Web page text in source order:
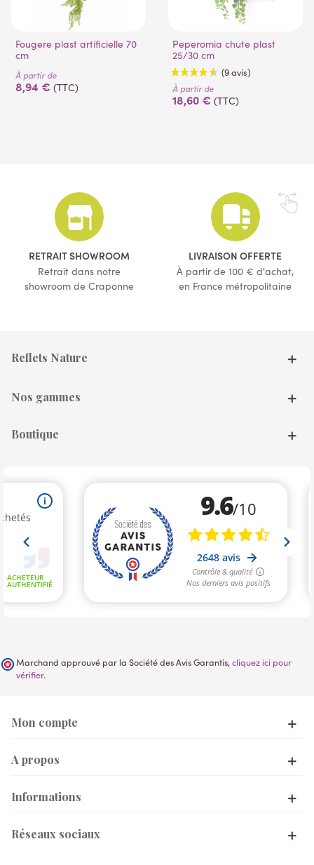
Fougere plast artificielle 70
cm
À partir de
8,94 € (TTC)
Peperomia chute plast
25/30 cm
(9 avis)
À partir de
18,60 € (TTC)
RETRAIT SHOWROOM
Retrait dans notre
showroom de Craponne
LIVRAISON OFFERTE
À partir de 100 € d'achat,
en France métropolitaine
Reflets Nature
Nos gammes
Boutique
Marchand approuvé par la Société des Avis Garantis, cliquez ici pour
vérifier.
Mon compte
A propos
Informations
Réseaux sociaux